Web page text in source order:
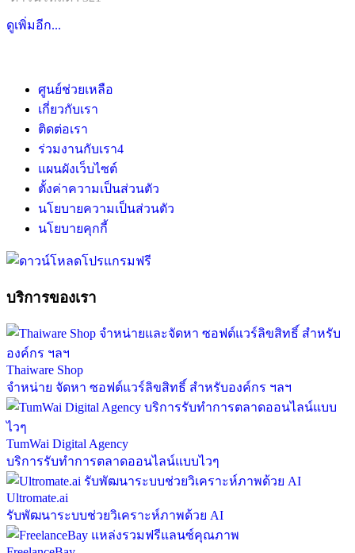
ดูเพิ่มอีก...
ศูนย์ช่วยเหลือ
เกี่ยวกับเรา
ติดต่อเรา
ร่วมงานกับเรา4
แผนผังเว็บไซต์
ตั้งค่าความเป็นส่วนตัว
นโยบายความเป็นส่วนตัว
นโยบายคุกกี้
บริการของเรา
Thaiware Shop
จำหน่าย จัดหา ซอฟต์แวร์ลิขสิทธิ์ สำหรับองค์กร ฯลฯ
TumWai Digital Agency
บริการรับทำการตลาดออนไลน์แบบไวๆ
Ultromate.ai
รับพัฒนาระบบช่วยวิเคราะห์ภาพด้วย AI